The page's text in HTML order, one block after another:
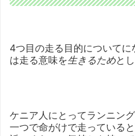
4つ目の走る目的について
は走る意味を生きるためと
ケニア人にとってランニン
一つで命がけで走っている